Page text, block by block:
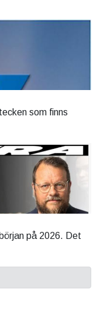
som finns
på 2026. Det